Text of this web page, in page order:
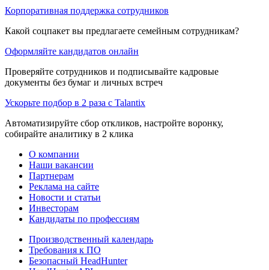
Корпоративная поддержка сотрудников
Какой соцпакет вы предлагаете семейным сотрудникам?
Оформляйте кандидатов онлайн
Проверяйте сотрудников и подписывайте кадровые
документы без бумаг и личных встреч
Ускорьте подбор в 2 раза с Talantix
Автоматизируйте сбор откликов, настройте воронку,
собирайте аналитику в 2 клика
О компании
Наши вакансии
Партнерам
Реклама на сайте
Новости и статьи
Инвесторам
Кандидаты по профессиям
Производственный календарь
Требования к ПО
Безопасный HeadHunter